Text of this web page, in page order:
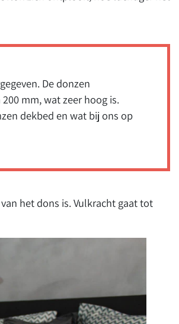
De donzen
mm, wat zeer hoog is.
dekbed en wat bij ons op
het dons is. Vulkracht gaat tot